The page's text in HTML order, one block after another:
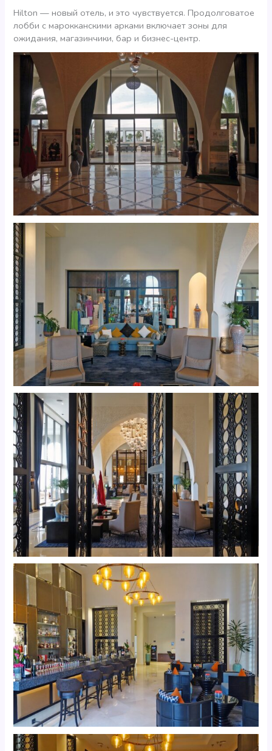
Hilton — новый отель, и это чувствуется. Продолговатое
лобби с марокканскими арками включает зоны для
ожидания, магазинчики, бар и бизнес-центр.